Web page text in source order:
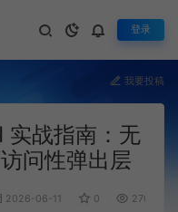
登录
我要投稿
实战指南：无
问性弹出层
2026-06-11 0 270